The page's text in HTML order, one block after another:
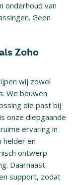
onderhoud van
Geen
Zoho
wij zowel
We bouwen
die past bij
onze diepgaande
ervaring in
helder en
ontwerp
Daarnaast
support, zodat